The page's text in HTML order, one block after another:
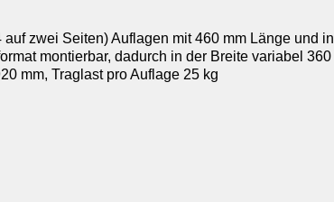
auf zwei Seiten) Auflagen mit 460 mm Länge und in
montierbar, dadurch in der Breite variabel 360
mm, Traglast pro Auflage 25 kg